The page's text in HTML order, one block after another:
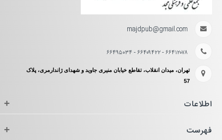
majdpub@gmail.com
۶۶۴۱۲۰۷۸ - ۶۶۴۰۹۴۲۲ - ۶۶۴۹۵۰۳۴
تهران، میدان انقلاب، تقاطع خیابان منیری جاوید و شهدای ژاندارمری، پلاک
57
اطلاعات +
فهرست +